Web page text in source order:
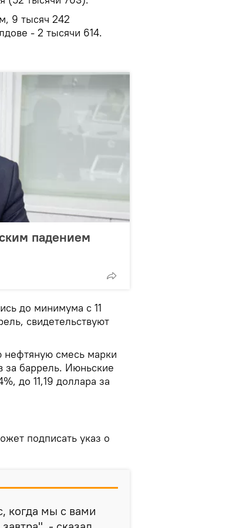
9 тысяч 242
- 2 тысячи 614.
падением
до минимума с 11
свидетельствуют
смесь марки
за баррель. Июньские
до 11,19 доллара за
подписать указ о
когда мы с вами